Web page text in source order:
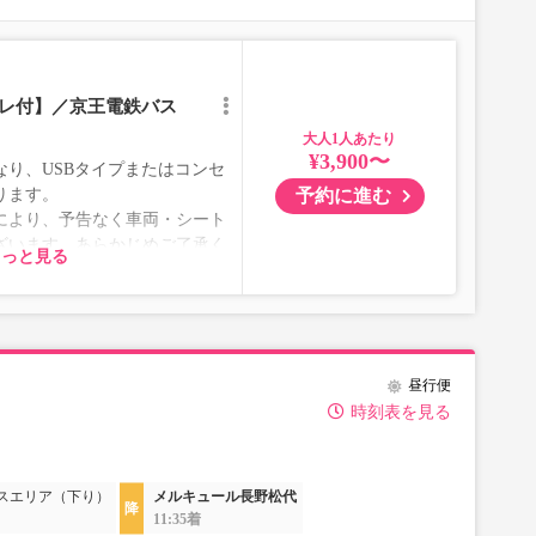
付】／京王電鉄バス
、USBタイプまたはコンセ
す。
り、予告なく車両・シート
ます。あらかじめご了承く
と見る
大人
¥3,900〜
予約に進む
時刻表を見る
昼行便
エリア（下り）
メルキュール長野松代
11:35着